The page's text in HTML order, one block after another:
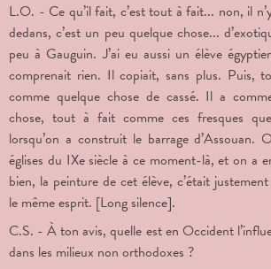
L.O. - Ce qu’il fait, c’est tout à fait... non, il
dedans, c’est un peu quelque chose...
peu à Gauguin. J’ai eu aussi un élève
comprenait rien. Il copiait, sans plus. Puis,
comme quelque chose de cassé. Il a
chose, tout à fait comme ces fresques
lorsqu’on a construit le barrage d’Assouan.
églises du IXesiècle à ce moment-là, et on a
bien, la peinture de cet élève, c’était
le même esprit. [Long silence].
C.S. - À ton avis, quelle est en Occident
dans les milieux non orthodoxes ?